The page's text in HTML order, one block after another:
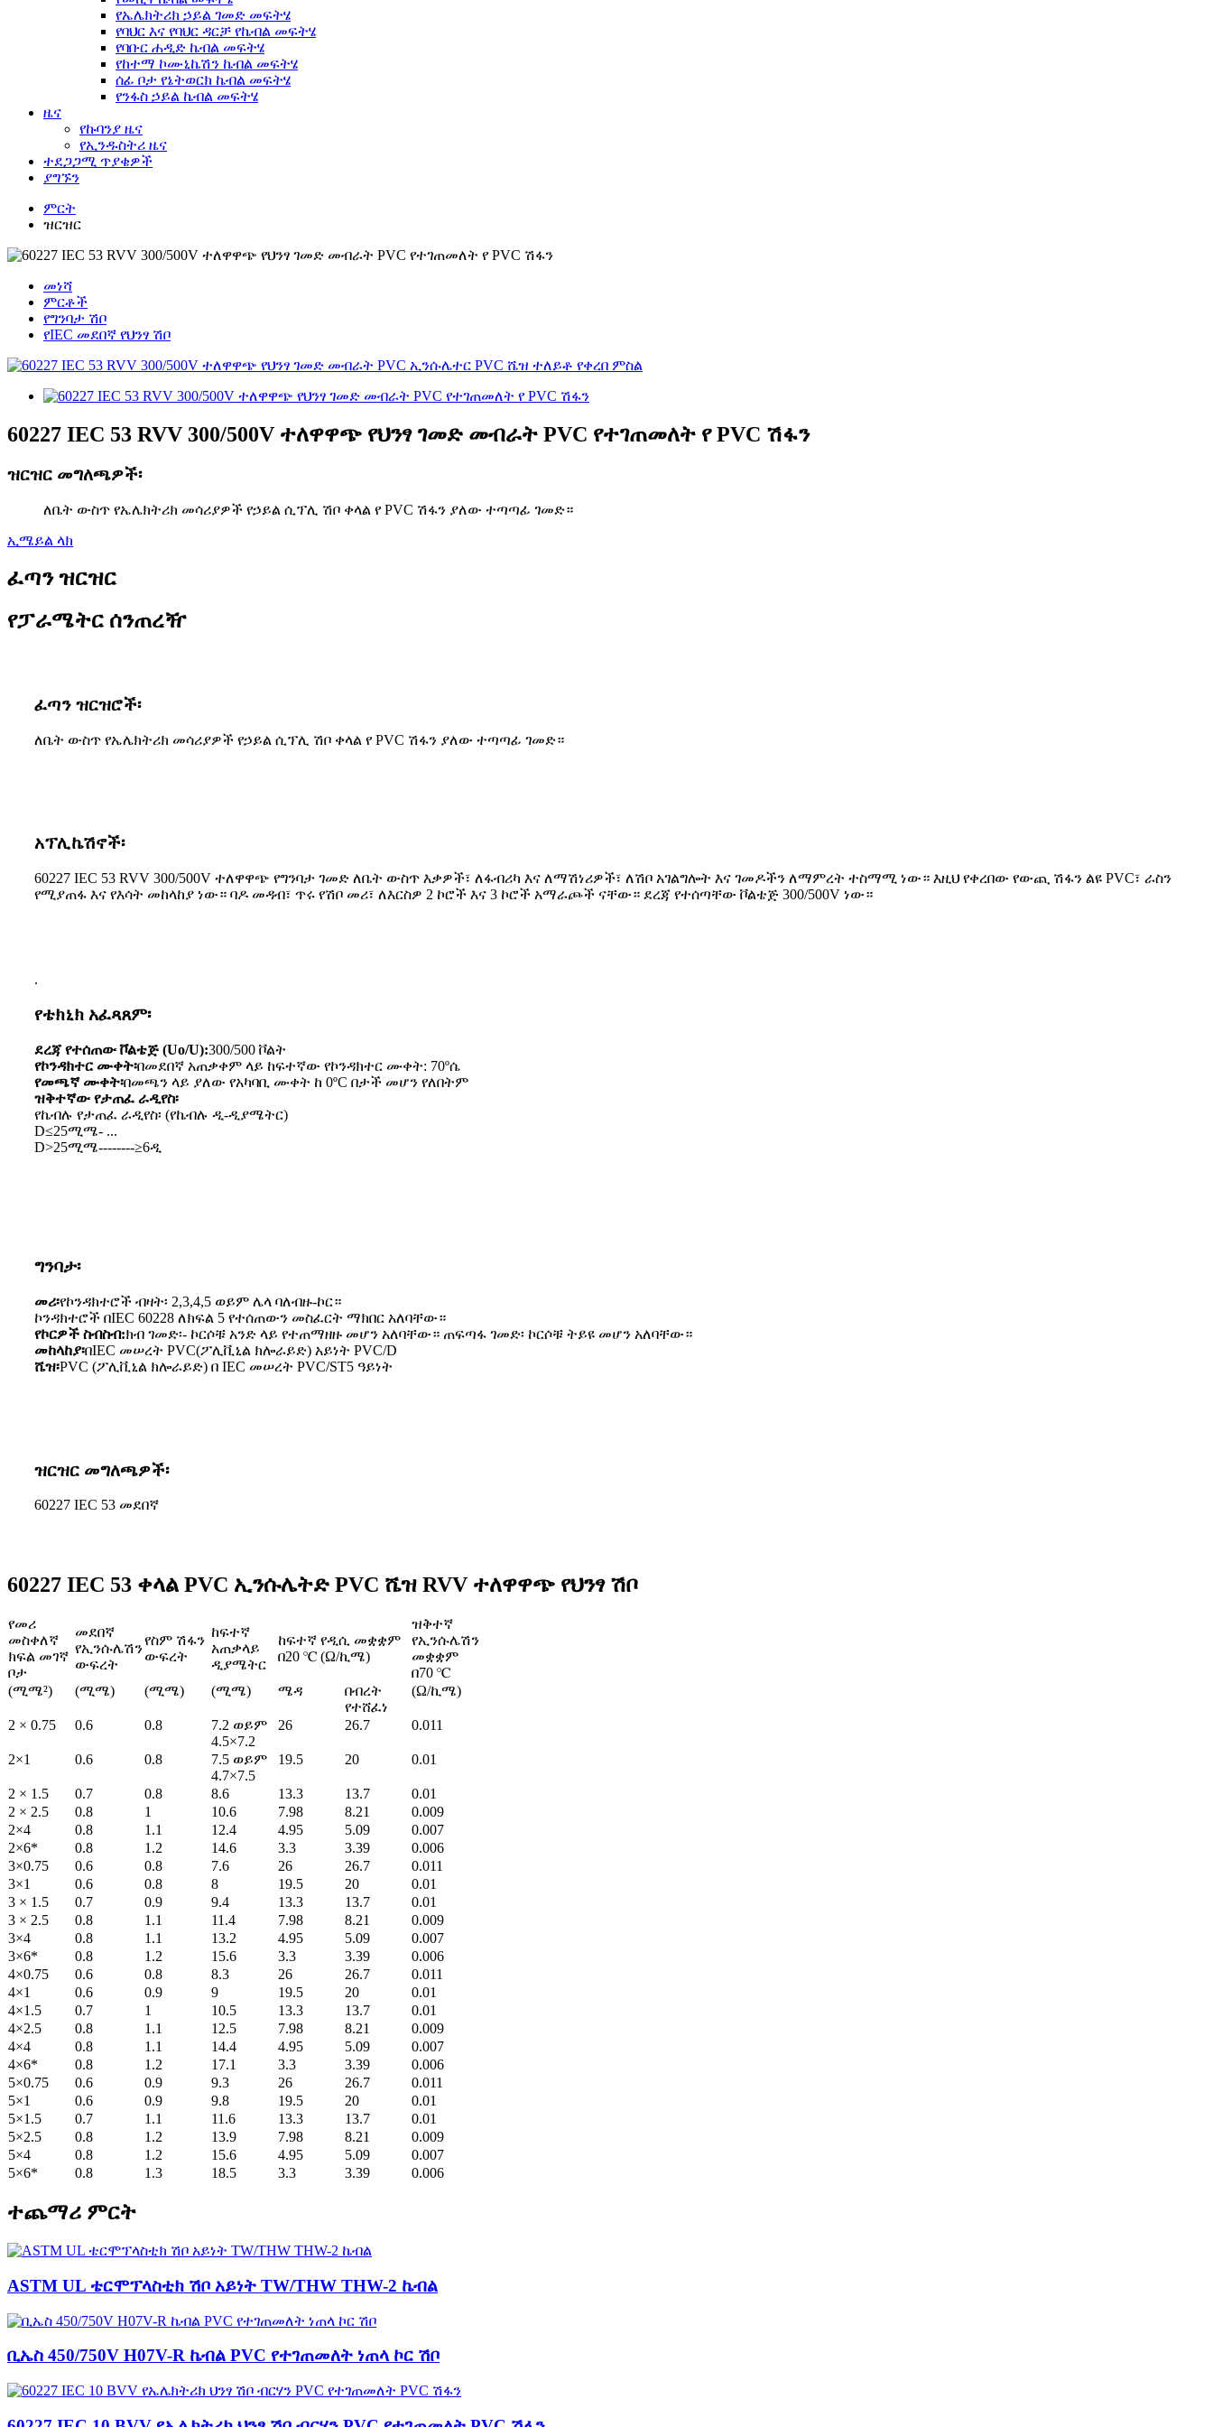
የኤሌክትሪክ ኃይል ገመድ መፍትሄ
የባህር እና የባህር ዳርቻ የኬብል መፍትሄ
የባቡር ሐዲድ ኬብል መፍትሄ
የከተማ ኮሙኒኬሽን ኬብል መፍትሄ
ሰፊ ቦታ የኔትወርክ ኬብል መፍትሄ
የንፋስ ኃይል ኬብል መፍትሄ
ዜና
የኩባንያ ዜና
የኢንዱስትሪ ዜና
ተደጋጋሚ ጥያቄዎች
ያግኙን
ምርት
ዝርዝር
መነሻ
ምርቶች
የግንባታ ሽቦ
የIEC መደበኛ የህንፃ ሽቦ
60227 IEC 53 RVV 300/500V ተለዋዋጭ የህንፃ ገመድ መብራት PVC የተገጠመለት የ PVC ሽፋን
ዝርዝር መግለጫዎች፡
ለቤት ውስጥ የኤሌክትሪክ መሳሪያዎች የኃይል ሲፕሊ ሽቦ ቀላል የ PVC ሽፋን ያለው ተጣጣፊ ገመድ።
ኢሜይል ላክ
ፈጣን ዝርዝር
የፓራሜትር ሰንጠረዥ
ፈጣን ዝርዝሮች፡
ለቤት ውስጥ የኤሌክትሪክ መሳሪያዎች የኃይል ሲፕሊ ሽቦ ቀላል የ PVC ሽፋን ያለው ተጣጣፊ ገመድ።
አፕሊኬሽኖች፡
60227 IEC 53 RVV 300/500V ተለዋዋጭ የግንባታ ገመድ ለቤት ውስጥ እቃዎች፣ ለፋብሪካ እና ለማሽነሪዎች፣ ለሽቦ አገልግሎት እና ገመዶችን ለማምረት ተስማሚ ነው። እዚህ የቀረበው የውጪ ሽፋን ልዩ PVC፣ ራስን
የሚያጠፋ እና የእሳት መከላከያ ነው። ባዶ መዳብ፣ ጥሩ የሽቦ መሪ፣ ለእርስዎ 2 ኮሮች እና 3 ኮሮች አማራጮች ናቸው። ደረጃ የተሰጣቸው ቮልቴጅ 300/500V ነው።
.
የቴክኒክ አፈጻጸም፡
ደረጃ የተሰጠው ቮልቴጅ (Uo/U):300/500 ቮልት
የኮንዳክተር ሙቀት፡በመደበኛ አጠቃቀም ላይ ከፍተኛው የኮንዳክተር ሙቀት: 70ºሴ
የመጫኛ ሙቀት፡በመጫን ላይ ያለው የአካባቢ ሙቀት ከ 0ºC በታች መሆን የለበትም
ዝቅተኛው የታጠፈ ራዲየስ፡
የኬብሉ የታጠፈ ራዲየስ፡ (የኬብሉ ዲ-ዲያሜትር)
D≤25ሚሜ- ...
D>25ሚሜ--------≥6ዲ
ግንባታ፡
መሪ፡የኮንዳክተሮች ብዛት፡ 2,3,4,5 ወይም ሌላ ባለብዙ-ኮር።
ኮንዳክተሮች በIEC 60228 ለክፍል 5 የተሰጠውን መስፈርት ማክበር አለባቸው።
የኮርዎች ስብስብ:ክብ ገመድ፡- ኮርሶቹ አንድ ላይ የተጠማዘዙ መሆን አለባቸው። ጠፍጣፋ ገመድ፡ ኮርሶቹ ትይዩ መሆን አለባቸው።
መከላከያ፡በIEC መሠረት PVC(ፖሊቪኒል ክሎራይድ) አይነት PVC/D
ሼዝ፡PVC (ፖሊቪኒል ክሎራይድ) በ IEC መሠረት PVC/ST5 ዓይነት
ዝርዝር መግለጫዎች፡
60227 IEC 53 መደበኛ
60227 IEC 53 ቀላል PVC ኢንሱሌትድ PVC ሼዝ RVV ተለዋዋጭ የህንፃ ሽቦ
የመሪ
መስቀለኛ
ክፍል መገኛ
ቦታ
መደበኛ
የኢንሱሌሽን
ውፍረት
የስም ሽፋን
ውፍረት
ከፍተኛ
አጠቃላይ
ዲያሜትር
ከፍተኛ የዲሲ መቋቋም
በ20 ℃ (Ω/ኪሜ)
ዝቅተኛ
የኢንሱሌሽን
መቋቋም
በ70 ℃
(ሚሜ²)
(ሚሜ) (ሚሜ) (ሚሜ) ሜዳ
በብረት
የተሸፈነ
(Ω/ኪሜ)
2 × 0.75 0.6 0.8
7.2 ወይም
4.5×7.2
26 26.7 0.011
2×1 0.6 0.8
7.5 ወይም
4.7×7.5
19.5 20 0.01
2 × 1.5 0.7 0.8 8.6 13.3 13.7
0.01
2 × 2.5
0.8 1 10.6 7.98 8.21
0.009
2×4
0.8 1.1 12.4 4.95 5.09
0.007
2×6*
0.8 1.2 14.6 3.3 3.39
0.006
3×0.75
0.6 0.8 7.6 26 26.7
0.011
3×1
0.6 0.8 8 19.5 20
0.01
3 × 1.5
0.7 0.9 9.4 13.3 13.7
0.01
3 × 2.5
0.8 1.1 11.4 7.98 8.21
0.009
3×4
0.8 1.1 13.2 4.95 5.09
0.007
3×6*
0.8 1.2 15.6 3.3 3.39
0.006
4×0.75
0.6 0.8 8.3 26 26.7
0.011
4×1
0.6 0.9 9 19.5 20
0.01
4×1.5
0.7 1 10.5 13.3 13.7
0.01
4×2.5
0.8 1.1 12.5 7.98 8.21
0.009
4×4
0.8 1.1 14.4 4.95 5.09
0.007
4×6*
0.8 1.2 17.1 3.3 3.39
0.006
5×0.75
0.6 0.9 9.3 26 26.7
0.011
5×1
0.6 0.9 9.8 19.5 20
0.01
5×1.5
0.7 1.1 11.6 13.3 13.7
0.01
5×2.5
0.8 1.2 13.9 7.98 8.21
0.009
5×4
0.8 1.2 15.6 4.95 5.09
0.007
5×6*
0.8 1.3 18.5 3.3 3.39 0.006
ተጨማሪ ምርት
ASTM UL ቴርሞፕላስቲክ ሽቦ አይነት TW/THW THW-2 ኬብል
ቢኤስ 450/750V H07V-R ኬብል PVC የተገጠመለት ነጠላ ኮር ሽቦ